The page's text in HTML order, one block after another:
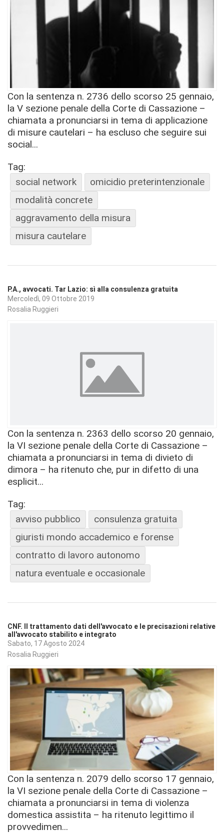
Con la sentenza n. 2736 dello scorso 25 gennaio,
la V sezione penale della Corte di Cassazione –
chiamata a pronunciarsi in tema di applicazione
di misure cautelari – ha escluso che seguire sui
social...
Tag:
social network
omicidio preterintenzionale
modalità concrete
aggravamento della misura
misura cautelare
P.A., avvocati. Tar Lazio: sì alla consulenza gratuita
Mercoledì, 09 Ottobre 2019
Rosalia Ruggieri
Con la sentenza n. 2363 dello scorso 20 gennaio,
la VI sezione penale della Corte di Cassazione –
chiamata a pronunciarsi in tema di divieto di
dimora – ha ritenuto che, pur in difetto di una
esplicit...
Tag:
avviso pubblico
consulenza gratuita
giuristi mondo accademico e forense
contratto di lavoro autonomo
natura eventuale e occasionale
CNF. Il trattamento dati dell'avvocato e le precisazioni relative
all'avvocato stabilito e integrato
Sabato, 17 Agosto 2024
Rosalia Ruggieri
Con la sentenza n. 2079 dello scorso 17 gennaio,
la VI sezione penale della Corte di Cassazione –
chiamata a pronunciarsi in tema di violenza
domestica assistita – ha ritenuto legittimo il
provvedimen...